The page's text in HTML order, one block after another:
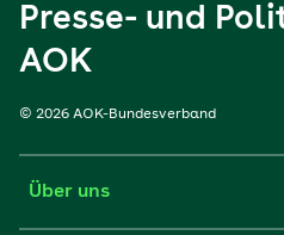
Presse- und
AOK
© 2026 AOK-Bundesverband
Über uns